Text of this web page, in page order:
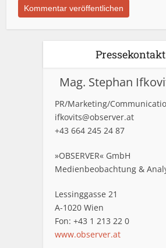
Pressekontakt
Mag. Stephan
PR/Marketing/
ifkovits@observer.at
+43 664 245 24 87
»OBSERVER« GmbH
Medienbeobachtung &
Lessinggasse 21
A-1020 Wien
Fon: +43 1 213 22 0
www.observer.at